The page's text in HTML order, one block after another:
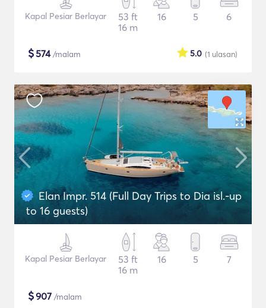
Kapal Pesiar Berlayar
53 ft
16 m
16 5 6
$574/malam (1 ulasan)
5.0
Elan Impr. 514 (Full Day Trips to Dia isl.-up
to 16 guests)
Kapal Pesiar Berlayar
53 ft
16 m
16 5 7
$907 /malam